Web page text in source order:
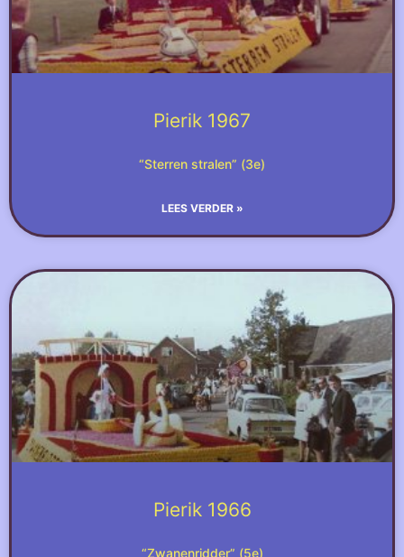
Pierik 1967
“Sterren stralen” (3e)
LEES VERDER »
Pierik 1966
“Zwanenridder” (5e)